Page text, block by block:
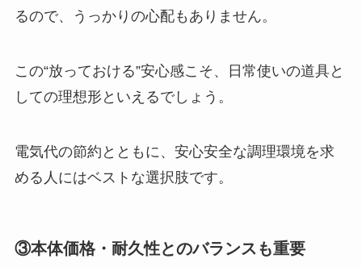
るので、うっかりの心配もありません。
この“放っておける”安心感こそ、日常使いの道具と
しての理想形といえるでしょう。
電気代の節約とともに、安心安全な調理環境を求
める人にはベストな選択肢です。
③本体価格・耐久性とのバランスも重要